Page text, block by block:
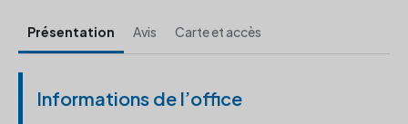
Présentation Avis Carte et accès
Informations de l’office